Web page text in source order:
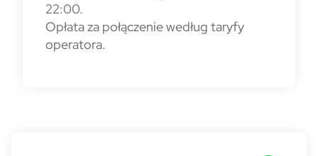
22:00.
Opłata za połączenie według taryfy
operatora.